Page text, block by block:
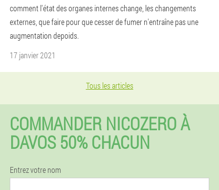
comment l'état des organes internes change, les changements
externes, que faire pour que cesser de fumer n'entraîne pas une
augmentation depoids.
17 janvier 2021
Tous les articles
COMMANDER NICOZERO À
DAVOS 50% CHACUN
Entrez votre nom